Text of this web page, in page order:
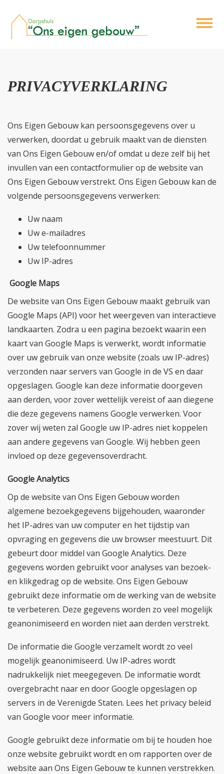
PRIVACYVERKLARING
Ons Eigen Gebouw kan persoonsgegevens over u
verwerken, doordat u gebruik maakt van de diensten
van Ons Eigen Gebouw en/of omdat u deze zelf bij het
invullen van een contactformulier op de website van
Ons Eigen Gebouw verstrekt. Ons Eigen Gebouw kan de
volgende persoonsgegevens verwerken:
Uw naam
Uw e-mailadres
Uw telefoonnummer
Uw IP-adres
Google Maps
De website van Ons Eigen Gebouw maakt gebruik van
Google Maps (API) voor het weergeven van interactieve
landkaarten. Zodra u een pagina bezoekt waarin een
kaart van Google Maps is verwerkt, wordt informatie
over uw gebruik van onze website (zoals uw IP-adres)
verzonden naar servers van Google in de VS en daar
opgeslagen. Google kan deze informatie doorgeven
aan derden, voor zover wettelijk vereist of aan diegene
die deze gegevens namens Google verwerken. Voor
zover wij weten zal Google uw IP-adres niet koppelen
aan andere gegevens van Google. Wij hebben geen
invloed op deze gegevensoverdracht.
Google Analytics
Op de website van Ons Eigen Gebouw worden
algemene bezoekgegevens bijgehouden, waaronder
het IP-adres van uw computer en het tijdstip van
opvraging en gegevens die uw browser meestuurt. Dit
gebeurt door middel van Google Analytics. Deze
gegevens worden gebruikt voor analyses van bezoek-
en klikgedrag op de website. Ons Eigen Gebouw
gebruikt deze informatie om de werking van de website
te verbeteren. Deze gegevens worden zo veel mogelijk
geanonimiseerd en worden niet aan derden verstrekt.
De informatie die Google verzamelt wordt zo veel
mogelijk geanonimiseerd. Uw IP-adres wordt
nadrukkelijk niet meegegeven. De informatie wordt
overgebracht naar en door Google opgeslagen op
servers in de Verenigde Staten. Lees het privacy beleid
van Google voor meer informatie.
Google gebruikt deze informatie om bij te houden hoe
onze website gebruikt wordt en om rapporten over de
website aan Ons Eigen Gebouw te kunnen verstrekken.